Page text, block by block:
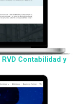
RVD Contabilidad y